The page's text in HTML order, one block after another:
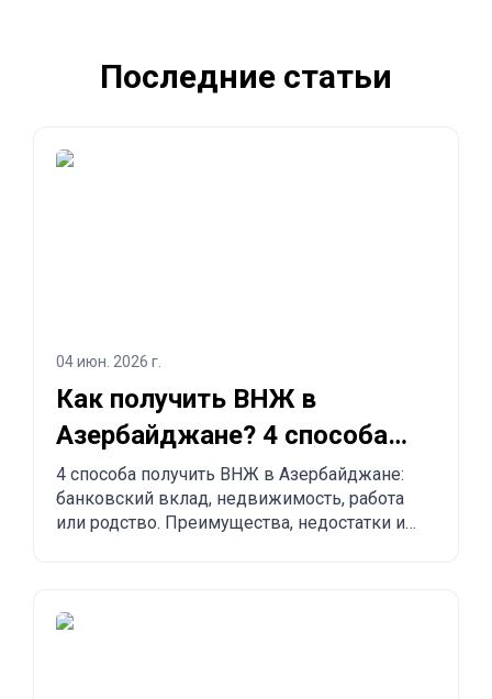
Последние статьи
04 июн. 2026 г.
Как получить ВНЖ в
Азербайджане? 4 способа
легализоваться
4 способа получить ВНЖ в Азербайджане:
банковский вклад, недвижимость, работа
или родство. Преимущества, недостатки и